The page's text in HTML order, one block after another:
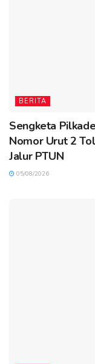
BERITA
Sengketa
Nomor Urut 2
Jalur PTUN
05/08/2026